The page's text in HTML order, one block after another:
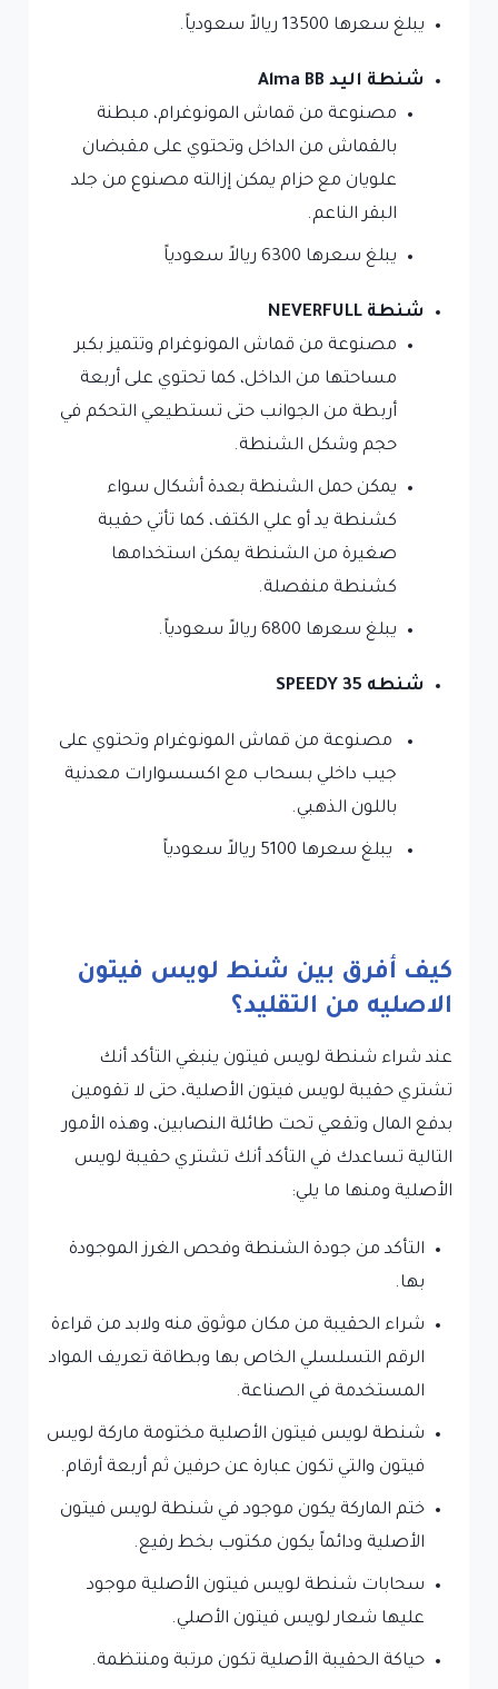
يبلغ سعرها 13500 ريالاً سعودياً.
شنطة اليد Alma BB
مصنوعة من قماش المونوغرام، مبطنة
بالقماش من الداخل وتحتوي على مقبضان
علويان مع حزام يمكن إزالته مصنوع من جلد
البقر الناعم.
يبلغ سعرها 6300 ريالاً سعودياً
شنطة NEVERFULL
مصنوعة من قماش المونوغرام وتتميز بكبر
مساحتها من الداخل، كما تحتوي على أربعة
أربطة من الجوانب حتى تستطيعي التحكم في
حجم وشكل الشنطة.
يمكن حمل الشنطة بعدة أشكال سواء
كشنطة يد أو علي الكتف، كما تأتي حقيبة
صغيرة من الشنطة يمكن استخدامها
كشنطة منفصلة.
يبلغ سعرها 6800 ريالاً سعودياً.
شنطه SPEEDY 35
مصنوعة من قماش المونوغرام وتحتوي على
جيب داخلي بسحاب مع اكسسوارات معدنية
باللون الذهبي.
يبلغ سعرها 5100 ريالاً سعودياً
كيف أفرق بين شنط لويس فيتون
الاصليه من التقليد؟
عند شراء شنطة لويس فيتون ينبغي التأكد أنك
تشتري حقيبة لويس فيتون الأصلية، حتى لا تقومين
بدفع المال وتقعي تحت طائلة النصابين، وهذه الأمور
التالية تساعدك في التأكد أنك تشتري حقيبة لويس
الأصلية ومنها ما يلي:
التأكد من جودة الشنطة وفحص الغرز الموجودة
بها.
شراء الحقيبة من مكان موثوق منه ولابد من قراءة
الرقم التسلسلي الخاص بها وبطاقة تعريف المواد
المستخدمة في الصناعة.
شنطة لويس فيتون الأصلية مختومة ماركة لويس
فيتون والتي تكون عبارة عن حرفين ثم أربعة أرقام.
ختم الماركة يكون موجود في شنطة لويس فيتون
الأصلية ودائماً يكون مكتوب بخط رفيع.
سحابات شنطة لويس فيتون الأصلية موجود
عليها شعار لويس فيتون الأصلي.
حياكة الحقيبة الأصلية تكون مرتبة ومنتظمة.